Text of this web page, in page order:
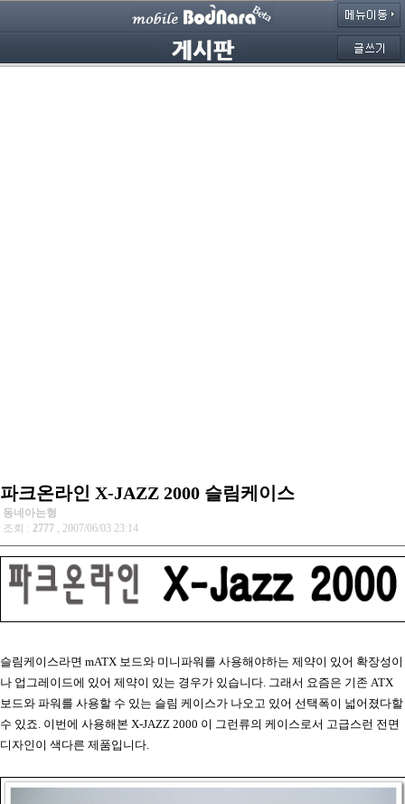
파크온라인 X-JAZZ 2000 슬림케이스
동네아는형
조회 : 2777 , 2007/06/03 23:14
슬림케이스라면 mATX 보드와 미니파워를 사용해야하는 제약이 있어 확장성이
나 업그레이드에 있어 제약이 있는 경우가 있습니다. 그래서 요즘은 기존 ATX
보드와 파워를 사용할 수 있는 슬림 케이스가 나오고 있어 선택폭이 넓어졌다할
수 있죠. 이번에 사용해본 X-JAZZ 2000 이 그런류의 케이스로서 고급스런 전면
디자인이 색다른 제품입니다.